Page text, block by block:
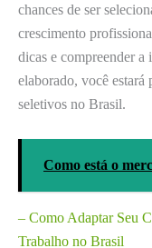
chances de ser
crescimento
dicas e compreender
elaborado, você estará
seletivos no Brasil.
Como está o
– Como Adaptar Seu
Trabalho no Brasil